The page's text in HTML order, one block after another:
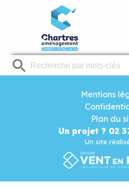
Mentions
Plan du
Un projet ? 02
Un site
Panneau de gestion des cookies